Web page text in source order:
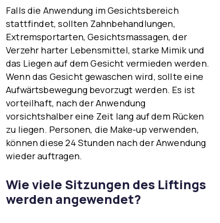
Falls die Anwendung im Gesichtsbereich
stattfindet, sollten Zahnbehandlungen,
Extremsportarten, Gesichtsmassagen, der
Verzehr harter Lebensmittel, starke Mimik und
das Liegen auf dem Gesicht vermieden werden.
Wenn das Gesicht gewaschen wird, sollte eine
Aufwärtsbewegung bevorzugt werden. Es ist
vorteilhaft, nach der Anwendung
vorsichtshalber eine Zeit lang auf dem Rücken
zu liegen. Personen, die Make-up verwenden,
können diese 24 Stunden nach der Anwendung
wieder auftragen.
Wie viele Sitzungen des Liftings
werden angewendet?